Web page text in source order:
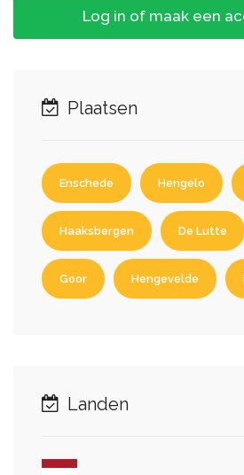
Log in of maak een
Plaatsen
Enschede Hengelo
Haaksbergen De Lutte
Goor Hengevelde
Landen